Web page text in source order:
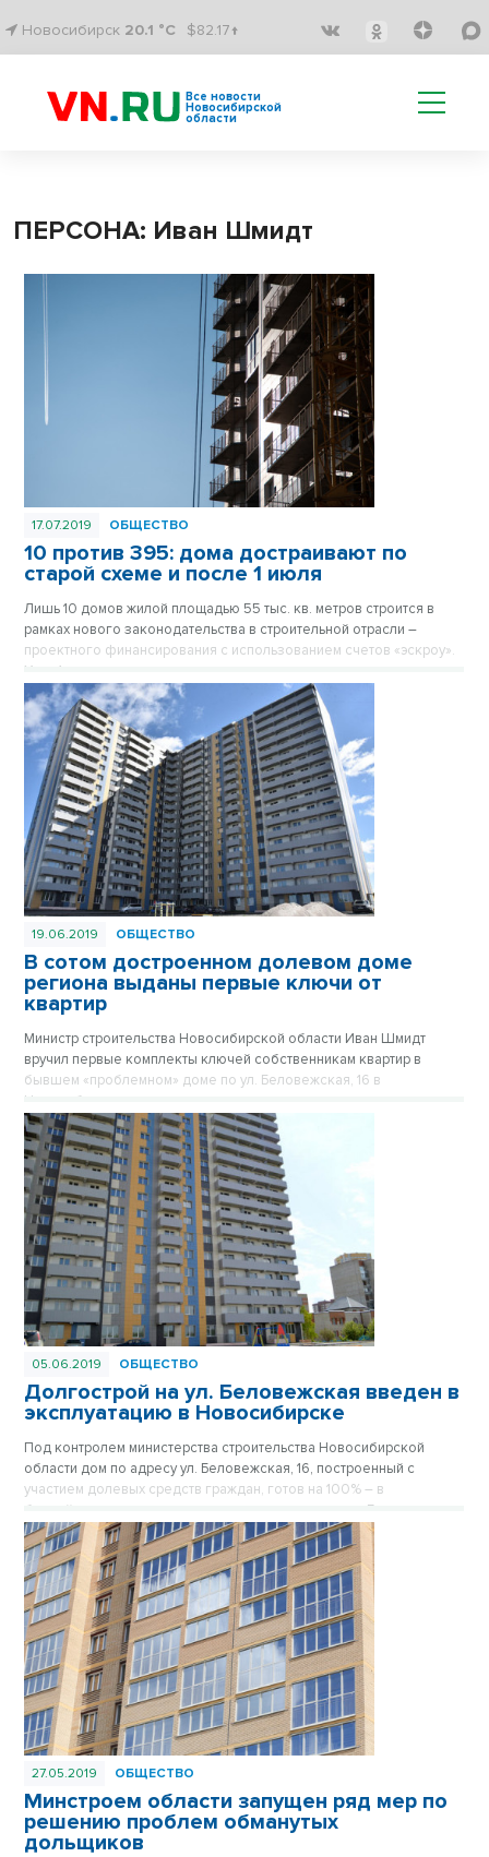
Новосибирск 20.1 °C $82.17↑
Все новости
Новосибирской
области
ПЕРСОНА: Иван Шмидт
17.07.2019 ОБЩЕСТВО
10 против 395: дома достраивают по
старой схеме и после 1 июля
Лишь 10 домов жилой площадью 55 тыс. кв. метров строится в
рамках нового законодательства в строительной отрасли –
проектного финансирования с использованием счетов «эскроу».
Хотя 1 июля – дата перехода на новую систему – миновала, все
остальные объекты жилого строительства застройщики
достраивают по старой схеме — договоров долевого участия.
Итоги первого полугодия 2019 в строительной отрасли озвучены
в региональном правительстве.
19.06.2019 ОБЩЕСТВО
В сотом достроенном долевом доме
региона выданы первые ключи от
квартир
Министр строительства Новосибирской области Иван Шмидт
вручил первые комплекты ключей собственникам квартир в
бывшем «проблемном» доме по ул. Беловежская, 16 в
Новосибирске, построенном с участием долевых средств
граждан.
05.06.2019 ОБЩЕСТВО
Долгострой на ул. Беловежская введен в
эксплуатацию в Новосибирске
Под контролем министерства строительства Новосибирской
области дом по адресу ул. Беловежская, 16, построенный с
участием долевых средств граждан, готов на 100% – в
ближайшее время жильцам начнут выдавать ключи. Готовность
объекта на месте проконтролировал министр строительства
региона Иван Шмидт. Решение вопросов долевого строительства
прокомментировал губернатор Андрей Травников.
27.05.2019 ОБЩЕСТВО
Минстроем области запущен ряд мер по
решению проблем обманутых
дольщиков